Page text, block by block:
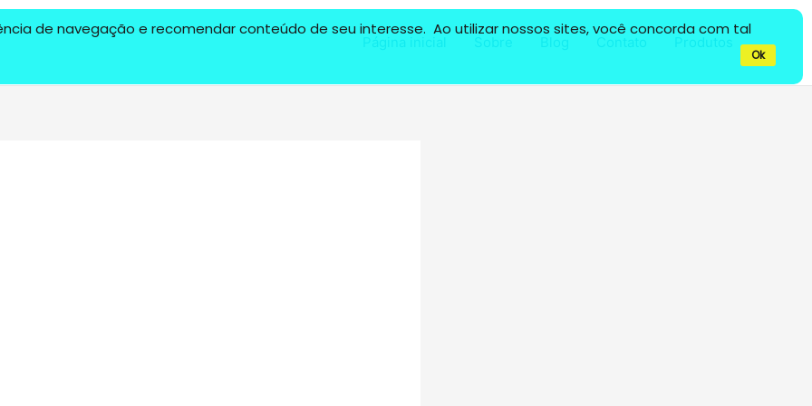
Página inicial Sobre Blog Contato Produtos
de navegação e recomendar conteúdo de seu interesse. Ao utilizar nossos sites, você concorda com tal
Ok